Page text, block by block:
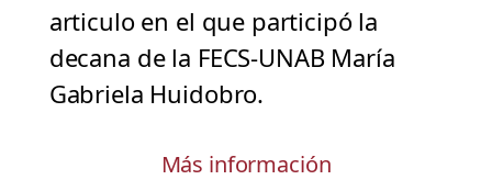
articulo en el que participó la
decana de la FECS-UNAB María
Gabriela Huidobro.
Más información